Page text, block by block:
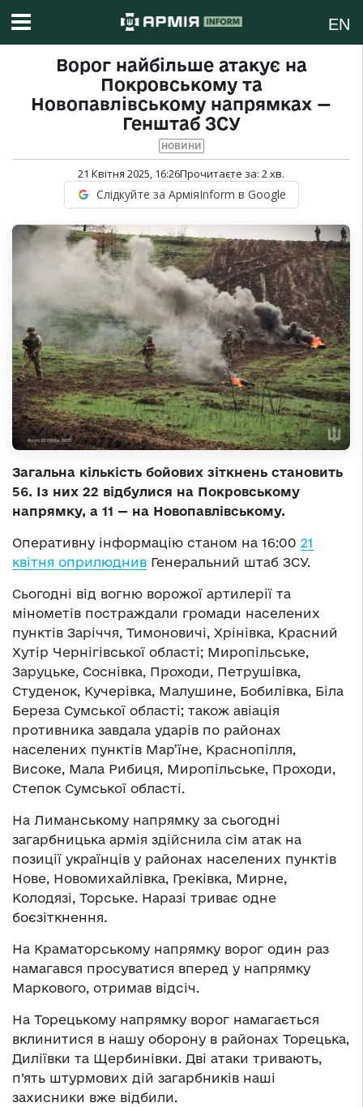
EN
Ворог найбільше атакує на
Покровському та
Новопавлівському напрямках —
Генштаб ЗСУ
НОВИНИ
21 Квітня 2025, 16:26Прочитаєте за: 2хв.
Слідкуйте за АрміяInform в Google
Загальна кількість бойових зіткнень становить
56. Із них 22 відбулися на Покровському
напрямку, а 11 — на Новопавлівському.
Оперативну інформацію станом на 16:00 21
квітня оприлюднив Генеральний штаб ЗСУ.
Сьогодні від вогню ворожої артилерії та
мінометів постраждали громади населених
пунктів Заріччя, Тимоновичі, Хрінівка, Красний
Хутір Чернігівської області; Миропільське,
Заруцьке, Соснівка, Проходи, Петрушівка,
Студенок, Кучерівка, Малушине, Бобилівка, Біла
Береза Сумської області; також авіація
противника завдала ударів по районах
населених пунктів Мар’їне, Краснопілля,
Високе, Мала Рибиця, Миропільське, Проходи,
Степок Сумської області.
На Лиманському напрямку за сьогодні
загарбницька армія здійснила сім атак на
позиції українців у районах населених пунктів
Нове, Новомихайлівка, Греківка, Мирне,
Колодязі, Торське. Наразі триває одне
боєзіткнення.
На Краматорському напрямку ворог один раз
намагався просуватися вперед у напрямку
Маркового, отримав відсіч.
На Торецькому напрямку ворог намагається
вклинитися в нашу оборону в районах Торецька,
Диліївки та Щербинівки. Дві атаки тривають,
п’ять штурмових дій загарбників наші
захисники вже відбили.